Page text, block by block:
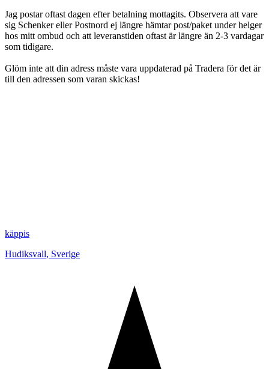
Jag postar oftast dagen efter betalning mottagits. Observera att vare
sig Schenker eller Postnord ej längre hämtar post/paket under helger
hos mitt ombud och att leveranstiden oftast är längre än 2-3 vardagar
som tidigare.
Glöm inte att din adress måste vara uppdaterad på Tradera för det är
till den adressen som varan skickas!
käppis
Hudiksvall, Sverige